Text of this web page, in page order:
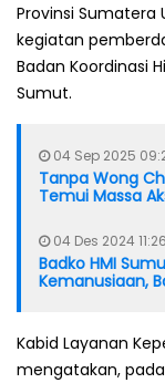
Provinsi
kegiatan
Badan Koordinasi
Sumut.
04 Sep 2025
Tanpa Wong
Temui Massa
04 Des 2024
Badko HMI
Kemanusiaan,
Kabid Layanan
mengatakan,